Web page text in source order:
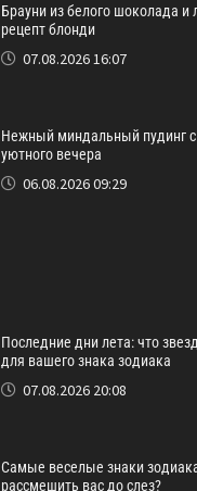
Брауни из белого шоколада и
рецепт блонди
07.08.2026 16:07
Нежный миндальный пудинг
уютного вечера
06.08.2026 09:29
Последние дни лета: что
для вашего знака зодиака
07.08.2026 20:08
Самые веселые знаки
рассмешить вас до слез?